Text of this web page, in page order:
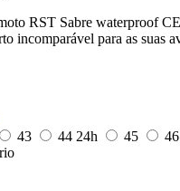
RST Sabre waterproof
incomparável para as suas
43 44 24h 45 46